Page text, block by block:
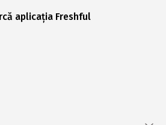
aplicația Freshful